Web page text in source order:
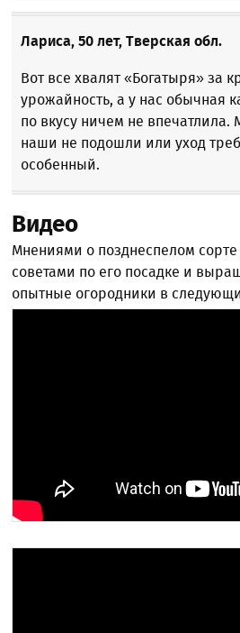
Лариса, 50 лет, Тверская обл.
Вот все хвалят «Богатыря» за
урожайность, а у нас обычная
по вкусу ничем не впечатлила.
наши не подошли или уход
особенный.
Видео
Мнениями о позднеспелом
советами по его посадке и
опытные огородники в